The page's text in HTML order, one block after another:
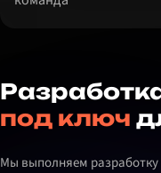
под ключ
Мы выполняем